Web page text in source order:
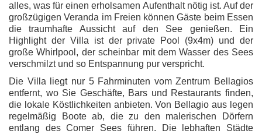
alles, was für einen erholsamen Aufenthalt nötig ist. Auf der
großzügigen Veranda im Freien können Gäste beim Essen
die traumhafte Aussicht auf den See genießen. Ein
Highlight der Villa ist der private Pool (9x4m) und der
große Whirlpool, der scheinbar mit dem Wasser des Sees
verschmilzt und so Entspannung pur verspricht.
Die Villa liegt nur 5 Fahrminuten vom Zentrum Bellagios
entfernt, wo Sie Geschäfte, Bars und Restaurants finden,
die lokale Köstlichkeiten anbieten. Von Bellagio aus legen
regelmäßig Boote ab, die zu den malerischen Dörfern
entlang des Comer Sees führen. Die lebhaften Städte